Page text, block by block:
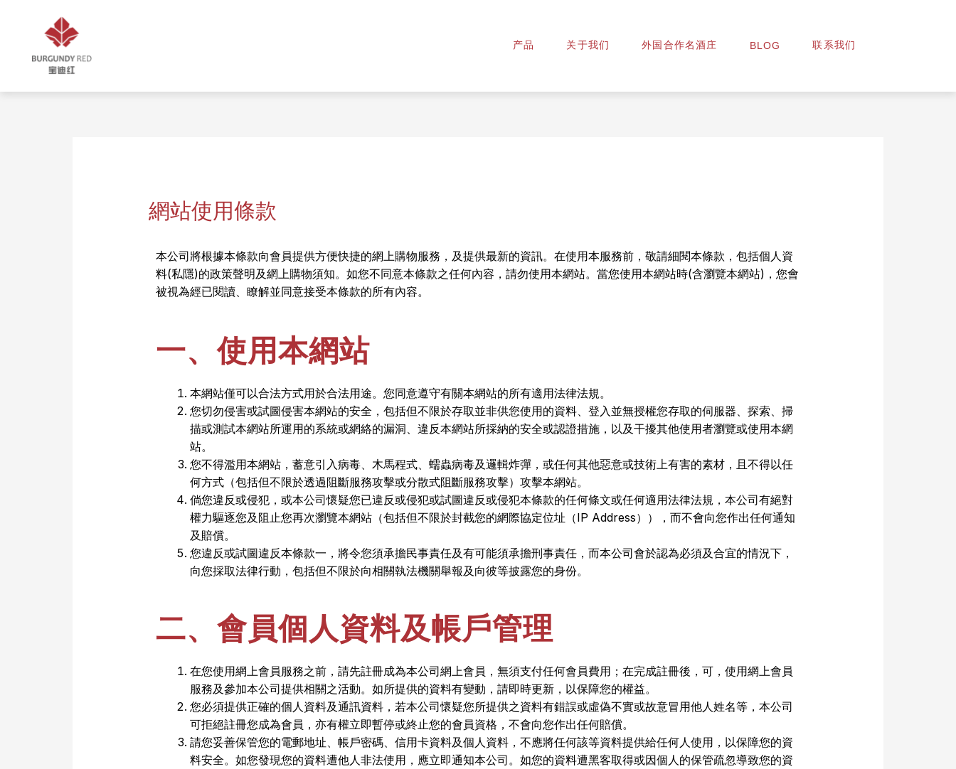
产品 关于我们 外国合作名酒庄 BLOG 联系我们
網站使用條款
本公司將根據本條款向會員提供方便快捷的網上購物服務，及提供最新的資訊。在使用本服務前，敬請細閱本條款，包括個人資
料(私隱)的政策聲明及網上購物須知。如您不同意本條款之任何內容，請勿使用本網站。當您使用本網站時(含瀏覽本網站)，您會
被視為經已閱讀、瞭解並同意接受本條款的所有內容。
一、使用本網站
本網站僅可以合法方式用於合法用途。您同意遵守有關本網站的所有適用法律法規。
您切勿侵害或試圖侵害本網站的安全，包括但不限於存取並非供您使用的資料、登入並無授權您存取的伺服器、探索、掃
描或測試本網站所運用的系統或網絡的漏洞、違反本網站所採納的安全或認證措施，以及干擾其他使用者瀏覽或使用本網
站。
您不得濫用本網站，蓄意引入病毒、木馬程式、蠕蟲病毒及邏輯炸彈，或任何其他惡意或技術上有害的素材，且不得以任
何方式（包括但不限於透過阻斷服務攻擊或分散式阻斷服務攻擊）攻擊本網站。
倘您違反或侵犯，或本公司懷疑您已違反或侵犯或試圖違反或侵犯本條款的任何條文或任何適用法律法規，本公司有絕對
權力驅逐您及阻止您再次瀏覽本網站（包括但不限於封截您的網際協定位址（IP Address）），而不會向您作出任何通知
及賠償。
您違反或試圖違反本條款一，將令您須承擔民事責任及有可能須承擔刑事責任，而本公司會於認為必須及合宜的情況下，
向您採取法律行動，包括但不限於向相關執法機關舉報及向彼等披露您的身份。
二、會員個人資料及帳戶管理
在您使用網上會員服務之前，請先註冊成為本公司網上會員，無須支付任何會員費用；在完成註冊後，可，使用網上會員
服務及參加本公司提供相關之活動。如所提供的資料有變動，請即時更新，以保障您的權益。
您必須提供正確的個人資料及通訊資料，若本公司懷疑您所提供之資料有錯誤或虛偽不實或故意冒用他人姓名等，本公司
可拒絕註冊您成為會員，亦有權立即暫停或終止您的會員資格，不會向您作出任何賠償。
請您妥善保管您的電郵地址、帳戶密碼、信用卡資料及個人資料，不應將任何該等資料提供給任何人使用，以保障您的資
料安全。如您發現您的資料遭他人非法使用，應立即通知本公司。如您的資料遭黑客取得或因個人的保管疏忽導致您的資